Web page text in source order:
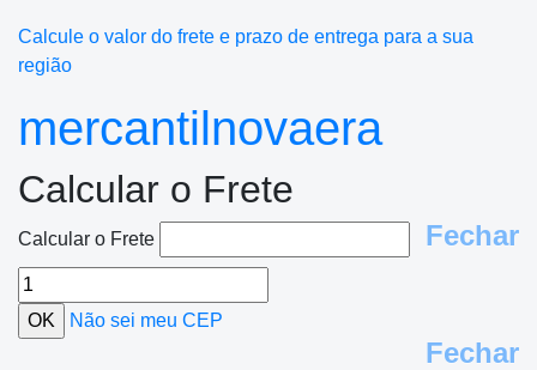
Calcule o valor do frete e prazo de entrega para a sua
região
mercantilnovaera
Calcular o Frete
Fechar
Calcular o Frete
Não sei meu CEP
Fechar